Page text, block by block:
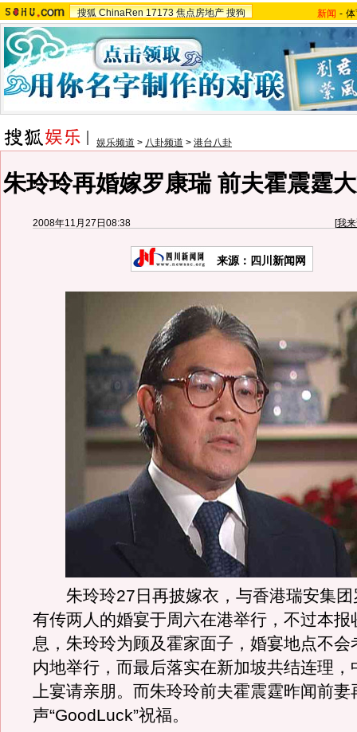
搜狐 ChinaRen 17173 焦点房地产 搜狗 新闻 -
娱乐频道 > 八卦频道 > 港台八卦
朱玲玲再婚嫁罗康瑞 前夫霍震霆
2008年11月27日08:38 [我
来源：四川新闻网
朱玲玲27日再披嫁衣，与香港瑞安集团
有传两人的婚宴于周六在港举行，不过本报
息，朱玲玲为顾及霍家面子，婚宴地点不会
内地举行，而最后落实在新加坡共结连理，
上宴请亲朋。而朱玲玲前夫霍震霆昨闻前妻
声“GoodLuck”祝福。